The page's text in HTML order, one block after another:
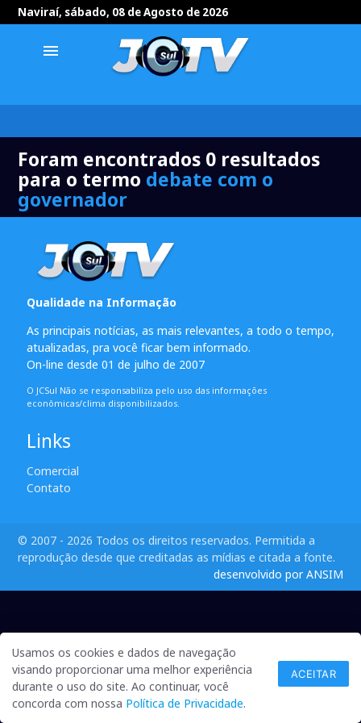
Naviraí, sábado, 08 de Agosto de 2026
menu
Foram encontrados 0 resultados
para o termo debate com o
governador
Qualidade na Informação
As principais notícias, as mais relevantes, a todo o tempo,
atualizadas, pra você ficar bem informado.
On-line desde 01 de julho de 2007
O JCSul Não se responsabiliza pelo uso das informações
econômicas/clima disponibilizados.
Links
Comercial
Contato
© 2007 - 2026 Todos os direitos reservados. Permitida a
reprodução desde que creditadas as mídias e citada a fonte.
desenvolvido por ANSIM
Usamos os cookies e dados de navegação
visando proporcionar uma melhor experiência
durante o uso do site. Ao continuar, você
concorda com nossa Política de Privacidade.
ACEITAR